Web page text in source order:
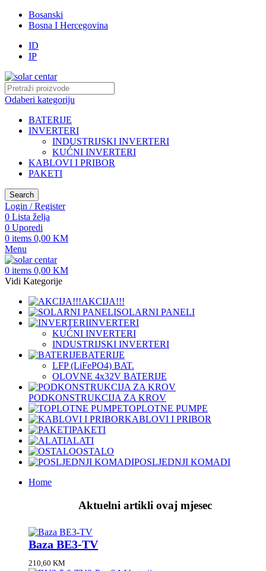
Bosanski
Bosna I Hercegovina
ID
IP
Odaberi kategoriju
BATERIJE
INVERTERI
INDUSTRIJSKI INVERTERI
KUĆNI INVERTERI
KABLOVI I PRIBOR
PAKETI
Search
Login / Register
0 Lista želja
0 Uporedi
0 items 0,00 KM
Menu
0 items 0,00 KM
Vidi Kategorije
AKCIJA!!!
SOLARNI PANELI
INVERTERI
KUĆNI INVERTERI
INDUSTRIJSKI INVERTERI
BATERIJE
LFP (LiFeРО4) BAT.
OLOVNE 4x32V BATERIJE
PODKONSTRUKCIJA ZA KROV
TOPLOTNE PUMPE
KABLOVI I PRIBOR
PAKETI
ALATI
OSTALO
POSLJEDNJI KOMADI
Home
Aktuelni artikli ovaj mjesec
Baza BE3-TV
210,60 KM